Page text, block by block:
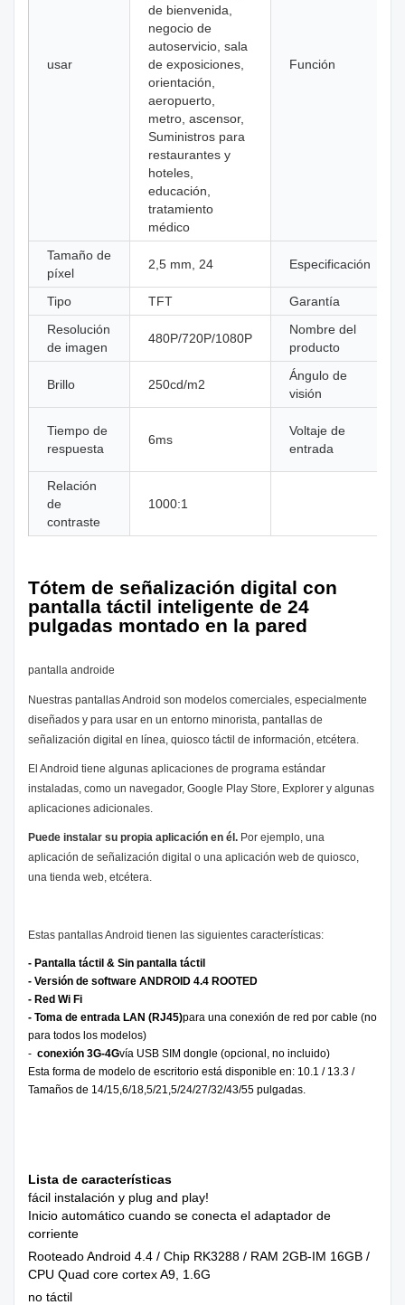
usar
de bienvenida,
negocio de
autoservicio, sala
de exposiciones,
orientación,
aeropuerto,
metro, ascensor,
Suministros para
restaurantes y
hoteles,
educación,
tratamiento
médico
Función
Tamaño de
píxel
2,5 mm, 24 Especificación
Tipo TFT
Garantía
Resolución
de imagen
480P/720P/1080P
Nombre del
producto
Brillo 250cd/m2
Ángulo de
visión
Tiempo de
respuesta
6ms
Voltaje de
entrada
Relación
de
contraste
1000:1
Tótem de señalización digital con
pantalla táctil inteligente de 24
pulgadas montado en la pared
pantalla androide
Nuestras pantallas Android son modelos comerciales, especialmente
diseñados y para usar en un entorno minorista, pantallas de
señalización digital en línea, quiosco táctil de información, etcétera.
El Android tiene algunas aplicaciones de programa estándar
instaladas, como un navegador, Google Play Store, Explorer y algunas
aplicaciones adicionales.
Puede instalar su propia aplicación en él. Por ejemplo, una
aplicación de señalización digital o una aplicación web de quiosco,
una tienda web, etcétera.
Estas pantallas Android tienen las siguientes características:
- Pantalla táctil & Sin pantalla táctil
- Versión de software ANDROID 4.4 ROOTED
- Red Wi Fi
- Toma de entrada LAN (RJ45)para una conexión de red por cable (no
para todos los modelos)
- conexión 3G-4Gvía USB SIM dongle (opcional, no incluido)
Esta forma de modelo de escritorio está disponible en: 10.1 / 13.3 /
Tamaños de 14/15,6/18,5/21,5/24/27/32/43/55 pulgadas.
Lista de características
fácil instalación y plug and play!
Inicio automático cuando se conecta el adaptador de
corriente
Rooteado Android 4.4 / Chip RK3288 / RAM 2GB-IM 16GB /
CPU Quad core cortex A9, 1.6G
no táctil